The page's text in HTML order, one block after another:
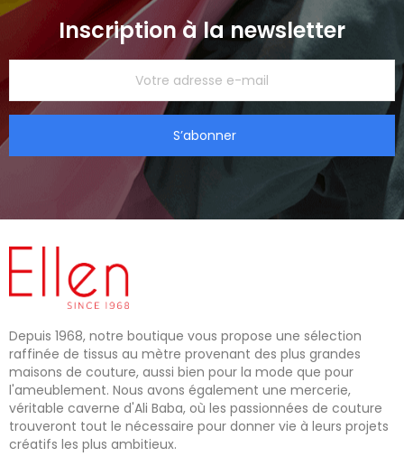
Inscription à la newsletter
S’abonner
Depuis 1968, notre boutique vous propose une sélection
raffinée de tissus au mètre provenant des plus grandes
maisons de couture, aussi bien pour la mode que pour
l'ameublement. Nous avons également une mercerie,
véritable caverne d'Ali Baba, où les passionnées de couture
trouveront tout le nécessaire pour donner vie à leurs projets
créatifs les plus ambitieux.